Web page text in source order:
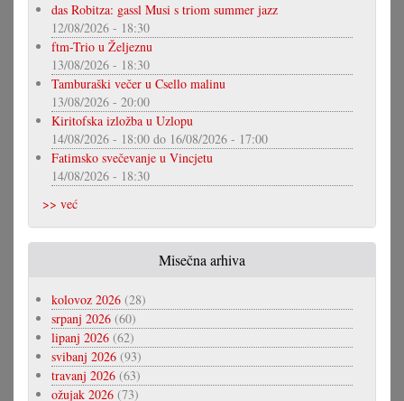
das Robitza: gassl Musi s triom summer jazz
12/08/2026 - 18:30
ftm-Trio u Željeznu
13/08/2026 - 18:30
Tamburaški večer u Csello malinu
13/08/2026 - 20:00
Kiritofska izložba u Uzlopu
14/08/2026 - 18:00 do 16/08/2026 - 17:00
Fatimsko svečevanje u Vincjetu
14/08/2026 - 18:30
>> već
Misečna arhiva
kolovoz 2026 (28)
srpanj 2026 (60)
lipanj 2026 (62)
svibanj 2026 (93)
travanj 2026 (63)
ožujak 2026 (73)